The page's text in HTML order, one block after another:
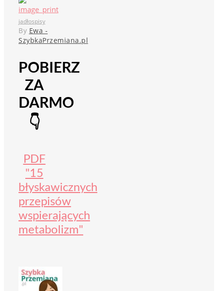
jadłospisy
By Ewa -
SzybkaPrzemiana.pl
POBIERZ
ZA
DARMO
👇
PDF
"15
błyskawicznych
przepisów
wspierających
metabolizm"